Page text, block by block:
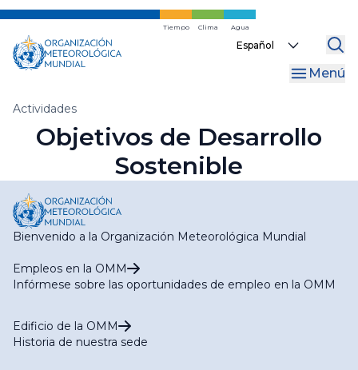
Ir
contenido
principal
Tiempo Clima Agua
Select
Menú
Migas
de
Actividades
Objetivos de Desarrollo
Sostenible
Bienvenido a la Organización Meteorológica Mundial
Empleos en la OMM
Infórmese sobre las oportunidades de empleo en la OMM
Edificio de la OMM
Historia de nuestra sede